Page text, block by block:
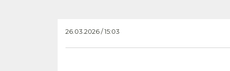
26.03.2026 / 15:03